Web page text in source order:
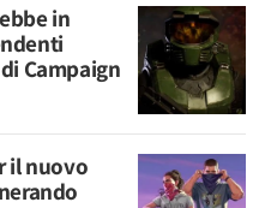
in
Campaign
il nuovo